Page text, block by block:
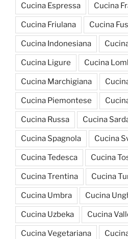
Cucina Espressa Cucina
Cucina Friulana Cucina
Cucina Indonesiana
Cucina Ligure Cucina
Cucina Marchigiana
Cucina Piemontese
Cucina Russa Cucina
Cucina Spagnola Cucina
Cucina Tedesca Cucina
Cucina Trentina Cucina
Cucina Umbra Cucina
Cucina Uzbeka Cucina
Cucina Vegetariana